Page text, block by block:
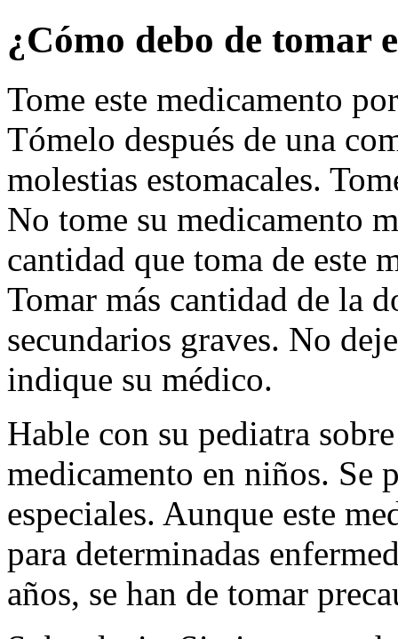
¿Cómo debo de tomar
Tome este medicamento
Tómelo después de una
molestias estomacales.
No tome su medicamento
cantidad que toma de este
Tomar más cantidad de la
secundarios graves. No
indique su médico.
Hable con su pediatra
medicamento en niños. Se
especiales. Aunque este
para determinadas
años, se han de tomar